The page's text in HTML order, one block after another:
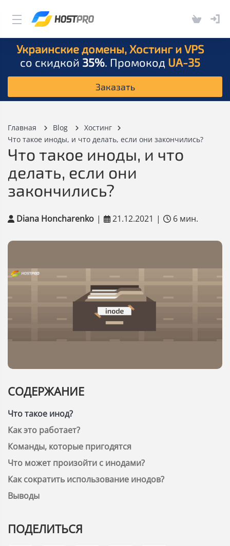
Украинские домены, Хостинг и VPS
со скидкой 35%. Промокод UA-35
Заказать
Главная Blog
Хостинг
Что такое иноды, и что делать, если они закончились?
Что такое иноды, и что
делать, если они
закончились?
Diana Honcharenko | 21.12.2021 | 6 мин.
СОДЕРЖАНИЕ
Что такое инод?
Как это работает?
Команды, которые пригодятся
Что может произойти с инодами?
Как сократить использование инодов?
Выводы
ПОДЕЛИТЬСЯ